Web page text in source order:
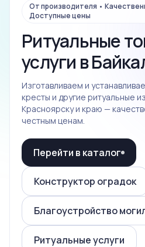
От производителя •
Доступные цены
Ритуальные
услуги в
Изготавливаем и
кресты и другие ритуальные
Красноярску и краю —
честным ценам.
Перейти в каталог
Конструктор оградок
Благоустройство
Ритуальные услуги